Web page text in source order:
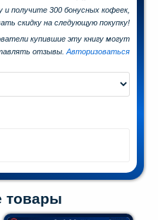
получите 300 бонусных кофеек,
скидку на следующую покупку!
купившие эту книгу могут
отзывы. Авторизоваться
товары